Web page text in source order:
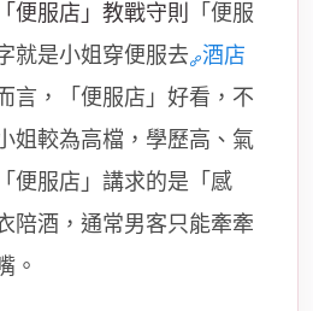
便服店」教戰守則
「便服
就是小姐穿便服去 酒店
言，「便服店」好看，不
姐較為高檔，學歷高、氣
便服店」講求的是「感
陪酒，通常男客只能牽牽
。